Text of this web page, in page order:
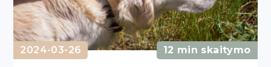
2024-03-26 12 min skaitymo